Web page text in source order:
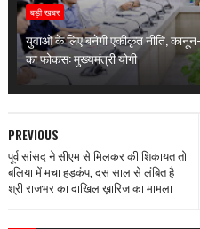
बड़ी खबर
युवाओं के लिए बनेगी एकीकृत नीति,
का फोकस: मुख्यमंत्री योगी
PREVIOUS
पूर्व सांसद ने सीएम से मिलकर की शिकायत तो
बलिया में मचा हड़कंप, दस साल से लंबित है
श्री राजभर का दाखिल ख़ारिज का मामला